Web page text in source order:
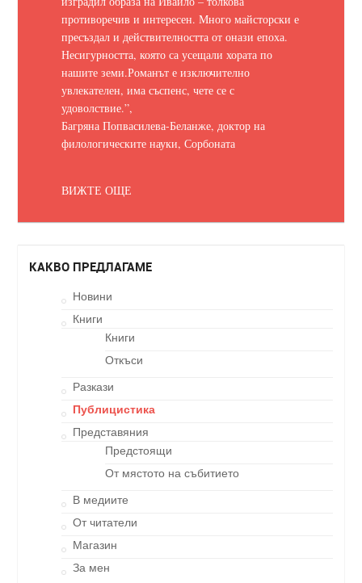
противоречив и интересен. Много майсторски е
пресъздал и действителността от онази епоха.
Несигурността, която са усещали хората по
нашите земи.Романът е изключително
увлекателен, има съспенс, чете се с
удоволствие.”,
Багряна Попвасилева-Беланже, доктор на
филологическите науки, Сорбоната
ВИЖТЕ ОЩЕ
КАКВО ПРЕДЛАГАМЕ
Новини
Книги
Книги
Откъси
Разкази
Публицистика
Представяния
Предстоящи
От мястото на събитието
В медиите
От читатели
Магазин
За мен